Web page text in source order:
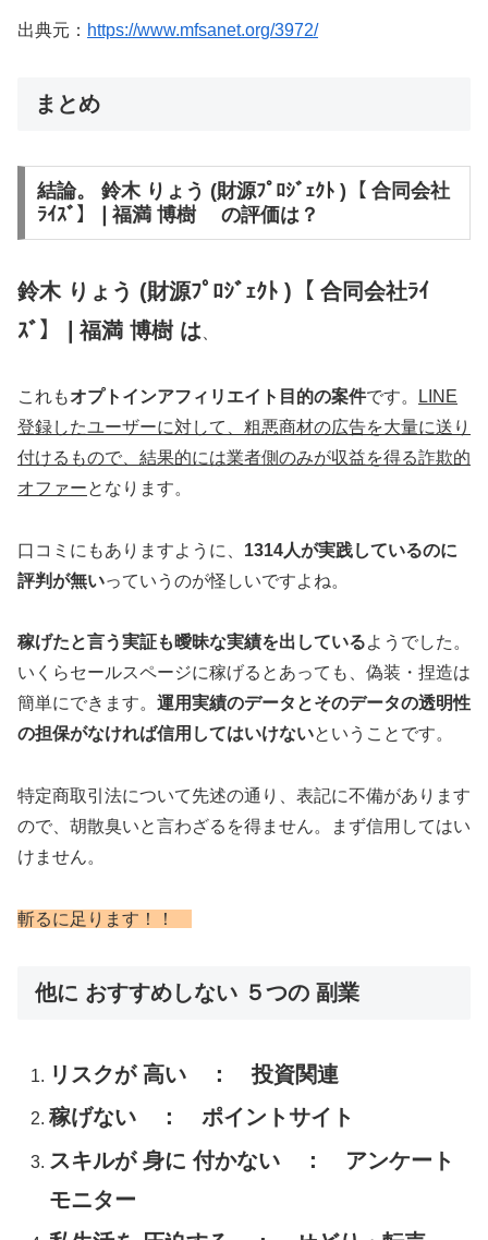
出典元： https://www.mfsanet.org/3972/
まとめ
結論。 鈴木 りょう (財源ﾌﾟﾛｼﾞｪｸﾄ )【 合同会社
ﾗｲｽﾞ】❘福満 博樹 の評価は？
鈴木 りょう (財源ﾌﾟﾛｼﾞｪｸﾄ )【 合同会社ﾗｲ
ｽﾞ】❘福満 博樹 は
これもオプトインアフィリエイト目的の案件です。
LINE
登録したユーザーに対して、粗悪商材の広告を大量に送り
付けるもので、結果的には業者側のみが収益を得る詐欺的
オファーとなります。
口コミにもありますように、 1314人が実践しているのに
評判が無いっていうのが怪しいですよね。
稼げたと言う実証も曖昧な実績を出しているようでした。
いくらセールスページに稼げるとあっても、偽装・捏造は
簡単にできます。 運用実績のデータとそのデータの透明性
の担保がなければ信用してはいけないということです。
特定商取引法について先述の通り、表記に不備があります
ので、胡散臭いと言わざるを得ません。まず信用してはい
けません。
斬るに足ります！！
他に おすすめしない ５つの 副業
リスクが 高い ： 投資関連
稼げない ： ポイントサイト
スキルが 身に 付かない ： アンケート
モニター